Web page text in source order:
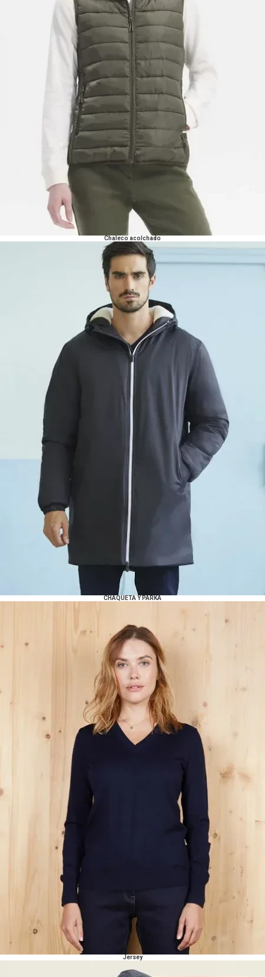
Chaleco acolchado
CHAQUETA Y PARKA
Jersey